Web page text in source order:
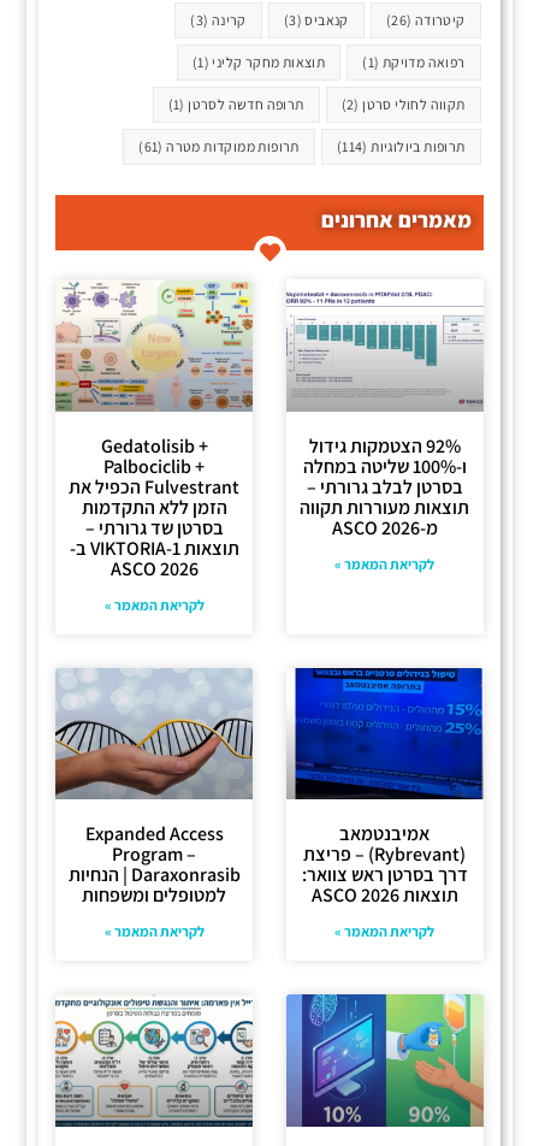
קיטרודה (26) קנאביס(3) קרינה (3)
רפואה מדויקת (1) תוצאות מחקר קליני(1)
תקווה לחולי סרטן(2) תרופה חדשה לסרטן(1)
תרופות ביולוגיות (114) תרופות ממוקדות מטרה(61)
מאמרים אחרונים
92% הצטמקות גידול
ו-100% שליטה במחלה
בסרטן לבלב גרורתי –
תוצאות מעוררות תקווה
מ-ASCO 2026
לקריאת המאמר »
Gedatolisib +
Palbociclib +
Fulvestrant הכפיל את
הזמן ללא התקדמות
בסרטן שד גרורתי –
תוצאות VIKTORIA-1 ב-
ASCO 2026
לקריאת המאמר »
אמיבנטמאב
(Rybrevant) – פריצת
דרך בסרטן ראש צוואר:
תוצאות ASCO 2026
לקריאת המאמר »
Expanded Access
Program –
Daraxonrasib | הנחיות
למטופלים ומשפחות
לקריאת המאמר »